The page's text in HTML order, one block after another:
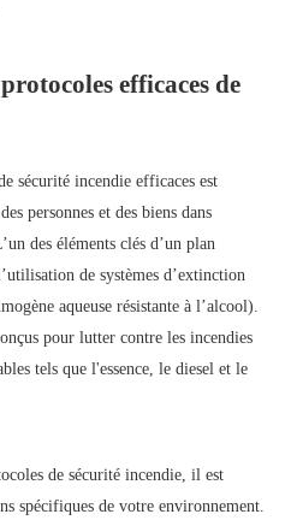
efficaces de
sécurité incendie efficaces est
personnes et des biens dans
des éléments clés d’un plan
de systèmes d’extinction
aqueuse résistante à l’alcool).
pour lutter contre les incendies
tels que l'essence, le diesel et le
de sécurité incendie, il est
spécifiques de votre environnement.